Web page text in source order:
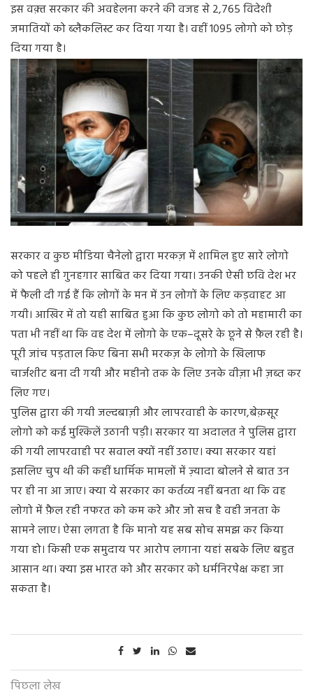
इसवक़्तसरकारकीअवहेलनाकरनेकीवजहसे2,765विदेशी
जमातियोंकोब्लैकलिस्टकरदियागयाहै।वहीं1095लोगोकोछोड़
दियागयाहै।
सरकारवकुछमीडियाचैनेलोद्वारामरकज़मेंशामिलहुएसारेलोगो
कोपहलेहीगुनहगारसाबितकरदियागया।उनकीऐसीछविदेशभर
मेंफैलीदीगईहैंकिलोगोंकेमनमेंउनलोगोंकेलिएकड़वाहटआ
गयी। आखिरमेंतोयहीसाबितहुआकिकुछलोगोकोतोमहामारीका
पताभीनहींथाकिवहदेशमेंलोगोकेएक–दूसरेकेछूनेसेफ़ैलरहीहै।
पूरीजांचपड़तालकिएबिनासभीमरकज़केलोगोकेखिलाफ
चार्जशीटबनादीगयीऔरमहीनोतककेलिएउनकेवीज़ाभीज़ब्तकर
लिएगए।
पुलिसद्वाराकीगयीजल्दबाज़ीऔरलापरवाहीकेकारण,बेक़सूर
लोगोकोकईमुश्किलेंउठानीपड़ी।सरकारयाअदालतनेपुलिसद्वारा
कीगयीलापरवाहीपरसवालक्योंनहींउठाए।क्यासरकारयहां
इसलिएचुपथीकीकहींधार्मिकमामलोंमेंज़्यादाबोलनेसेबातउन
परहीनाआजाए।क्यायेसरकारकाकर्तव्यनहींबनताथाकिवह
लोगोमेंफ़ैलरहीनफरतकोकमकरेऔरजोसचहैवहीजनताके
सामनेलाए।ऐसालगताहैकिमानोयहसबसोचसमझकरकिया
गयाहो।किसीएकसमुदायपरआरोपलगानायहांसबकेलिएबहुत
आसानथा।क्याइसभारतकोऔरसरकारकोधर्मनिरपेक्षकहाजा
सकताहै।
पिछला लेख